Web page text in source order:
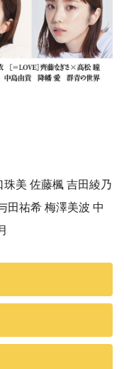
美 佐藤楓 吉田綾乃
田祐希 梅澤美波 中